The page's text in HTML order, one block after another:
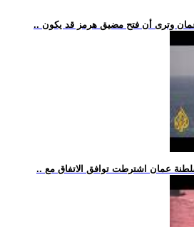
وترى أن فتح مضيق هرمز قد يكون
عمان اشترطت توافق الاتفاق مع